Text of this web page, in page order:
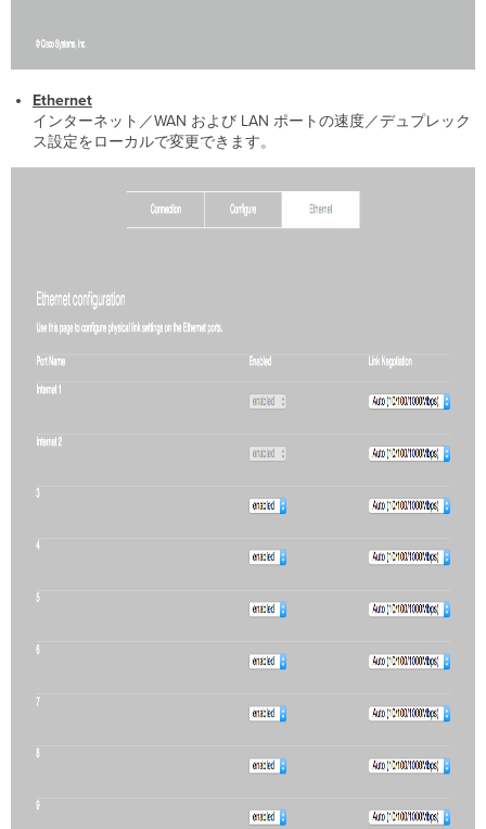
Ethernet
インターネット／WAN および LAN ポートの速度／デュプレック
ス設定をローカルで変更できます。